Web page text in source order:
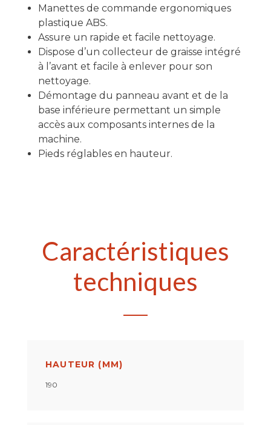
Manettes de commande ergonomiques
plastique ABS.
Assure un rapide et facile nettoyage.
Dispose d’un collecteur de graisse intégré
à l’avant et facile à enlever pour son
nettoyage.
Démontage du panneau avant et de la
base inférieure permettant un simple
accès aux composants internes de la
machine.
Pieds réglables en hauteur.
Caractéristiques
techniques
HAUTEUR (MM)
190